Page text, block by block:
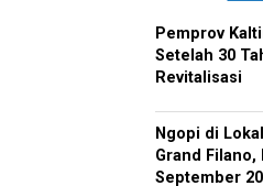
Pemprov
Setelah 30
Revitalisasi
Ngopi di
Grand
September